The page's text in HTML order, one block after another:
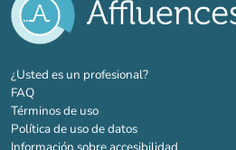
¿Usted es un profesional?(nueva pestaña)
FAQ
Términos de uso
Política de uso de datos